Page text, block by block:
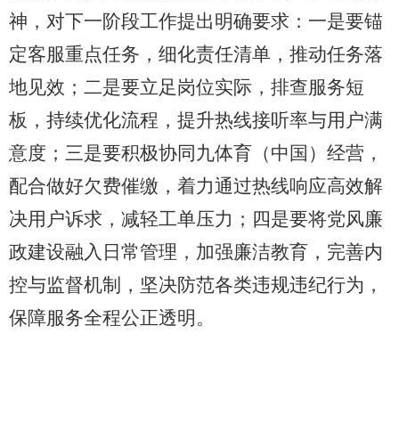
神，对下一阶段工作提出明确要求：一是要锚
定客服重点任务，细化责任清单，推动任务落
地见效；二是要立足岗位实际，排查服务短
板，持续优化流程，提升热线接听率与用户满
意度；三是要积极协同九体育（中国）经营，
配合做好欠费催缴，着力通过热线响应高效解
决用户诉求，减轻工单压力；四是要将党风廉
政建设融入日常管理，加强廉洁教育，完善内
控与监督机制，坚决防范各类违规违纪行为，
保障服务全程公正透明。